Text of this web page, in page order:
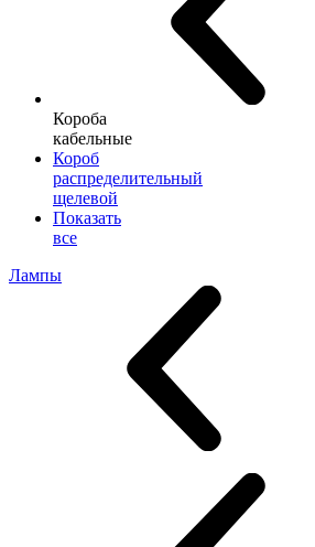
Короба
кабельные
Короб
распределительный
щелевой
Показать
все
Лампы